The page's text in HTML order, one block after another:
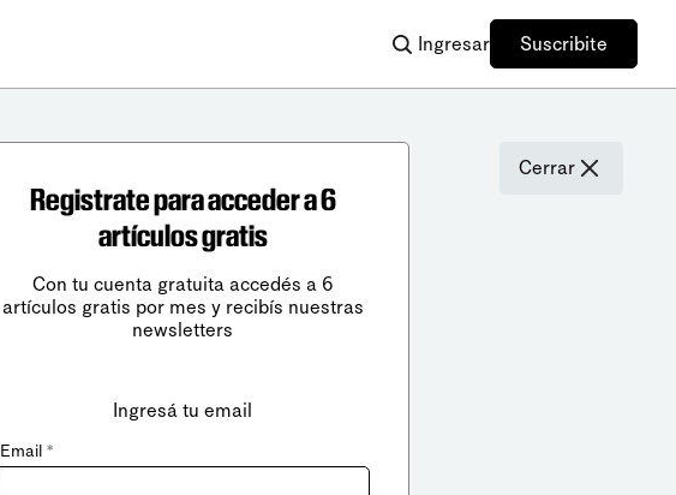
Ingresar Suscribite
Cerrar
Registrate para acceder a 6
artículos gratis
Con tu cuenta gratuita accedés a 6
artículos gratis por mes y recibís nuestras
newsletters
Ingresá tu email
Email *